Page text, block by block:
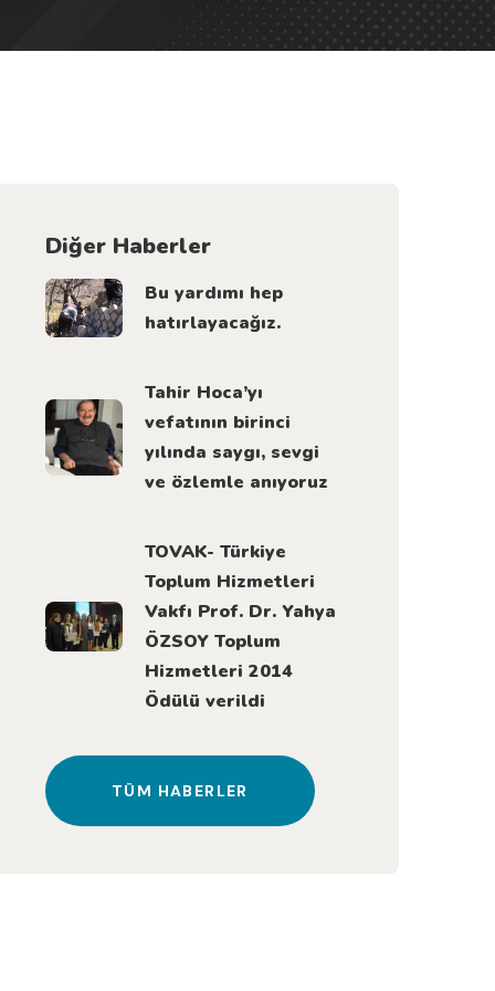
Diğer Haberler
Bu yardımı hep
hatırlayacağız.
Tahir Hoca’yı
vefatının birinci
yılında saygı, sevgi
ve özlemle anıyoruz
TOVAK- Türkiye
Toplum Hizmetleri
Vakfı Prof. Dr. Yahya
ÖZSOY Toplum
Hizmetleri 2014
Ödülü verildi
TÜM HABERLER